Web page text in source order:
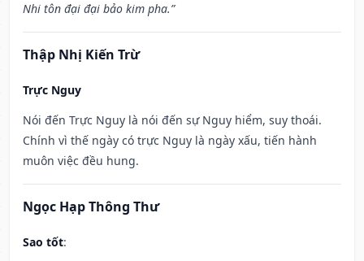
Nhi tôn đại đại bảo kim pha.”
Thập Nhị Kiến Trừ
Trực Nguy
Nói đến Trực Nguy là nói đến sự Nguy hiểm, suy thoái.
Chính vì thế ngày có trực Nguy là ngày xấu, tiến hành
muôn việc đều hung.
Ngọc Hạp Thông Thư
Sao tốt: